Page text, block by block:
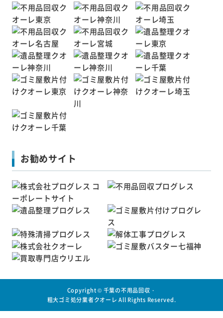
お勧めサイト
Copyright © 千葉の不用品回収・
粗大ゴミ処分業者クオーレ All Rights Reserved.